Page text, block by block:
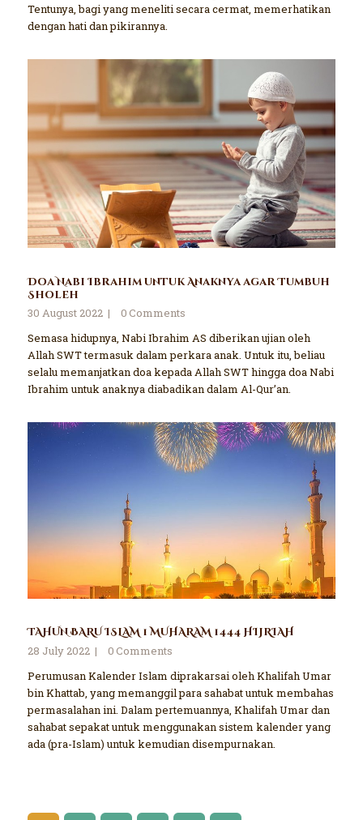
Tentunya, bagi yang meneliti secara cermat, memerhatikan
dengan hati dan pikirannya.
Doa Nabi Ibrahim untuk Anaknya agar Tumbuh
Sholeh
30 August 2022
0Comments
Semasa hidupnya, Nabi Ibrahim AS diberikan ujian oleh
Allah SWT termasuk dalam perkara anak. Untuk itu, beliau
selalu memanjatkan doa kepada Allah SWT hingga doa Nabi
Ibrahim untuk anaknya diabadikan dalam Al-Qur’an.
TAHUN BARU ISLAM 1 MUHARAM 1444 HIJRIAH
28 July 2022
0Comments
Perumusan Kalender Islam diprakarsai oleh Khalifah Umar
bin Khattab, yang memanggil para sahabat untuk membahas
permasalahan ini. Dalam pertemuannya, Khalifah Umar dan
sahabat sepakat untuk menggunakan sistem kalender yang
ada (pra-Islam) untuk kemudian disempurnakan.